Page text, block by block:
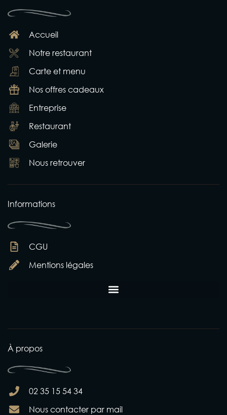
Accueil
Notre restaurant
Carte et menu
Nos offres cadeaux
Entreprise
Restaurant
Galerie
Nous retrouver
Informations
CGU
Mentions légales
À propos
02 35 15 54 34
Nous contacter par mail